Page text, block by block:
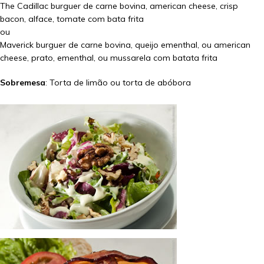
The Cadillac burguer de carne bovina, american cheese, crisp
bacon, alface, tomate com bata frita
ou
Maverick burguer de carne bovina, queijo ementhal, ou american
cheese, prato, ementhal, ou mussarela com batata frita
Sobremesa: Torta de limão ou torta de abóbora